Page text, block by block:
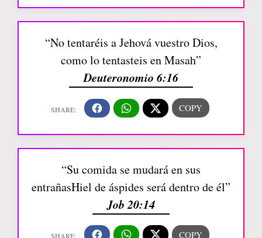
“No tentaréis a Jehová vuestro Dios,
como lo tentasteis en Masah”
Deuteronomio 6:16
“Su comida se mudará en sus
entrañasHiel de áspides será dentro de él”
Job 20:14